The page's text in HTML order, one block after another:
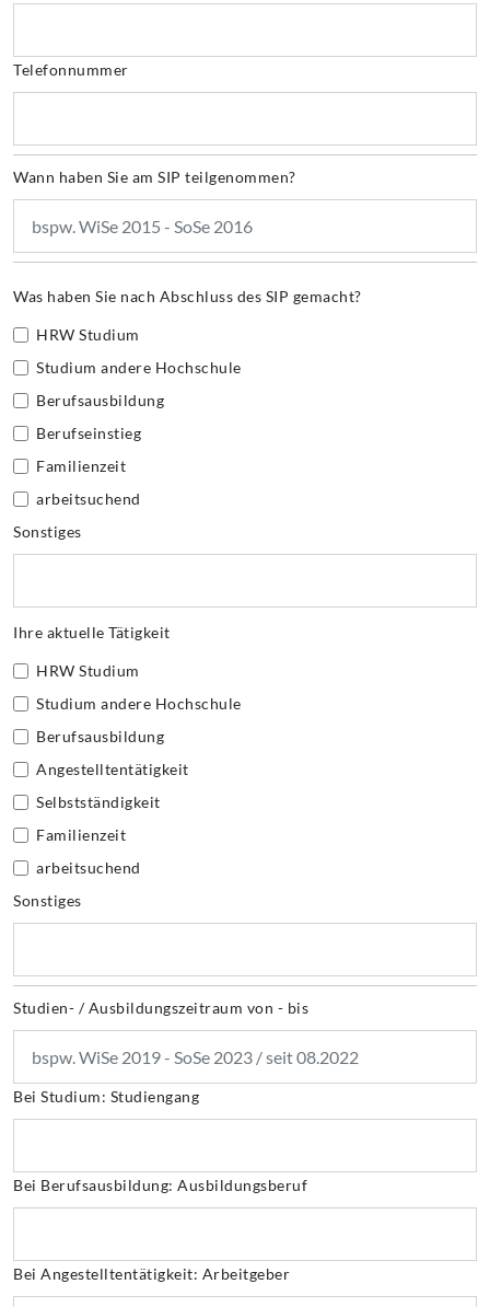
Telefonnummer
Wann haben Sie am SIP teilgenommen?
Was haben Sie nach Abschluss des SIP gemacht?
HRW Studium
Studium andere Hochschule
Berufsausbildung
Berufseinstieg
Familienzeit
arbeitsuchend
Sonstiges
Ihre aktuelle Tätigkeit
HRW Studium
Studium andere Hochschule
Berufsausbildung
Angestelltentätigkeit
Selbstständigkeit
Familienzeit
arbeitsuchend
Sonstiges
Studien- / Ausbildungszeitraum von - bis
Bei Studium: Studiengang
Bei Berufsausbildung: Ausbildungsberuf
Bei Angestelltentätigkeit: Arbeitgeber